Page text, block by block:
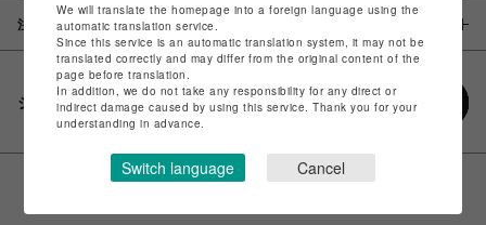
注意事項
シェアする
We will translate the homepage into a foreign language using the
automatic translation service.
Since this service is an automatic translation system, it may not be
translated correctly and may differ from the original content of the
page before translation.
In addition, we do not take any responsibility for any direct or
indirect damage caused by using this service. Thank you for your
understanding in advance.
Switch language Cancel